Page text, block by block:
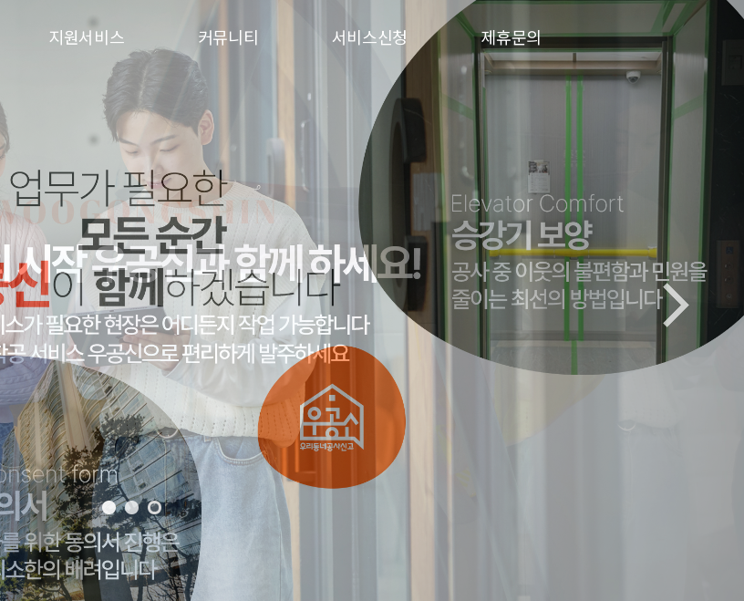
지원서비스
입주민동의서
승강기보양
커뮤니티
시공사례
서비스신청 제휴문의